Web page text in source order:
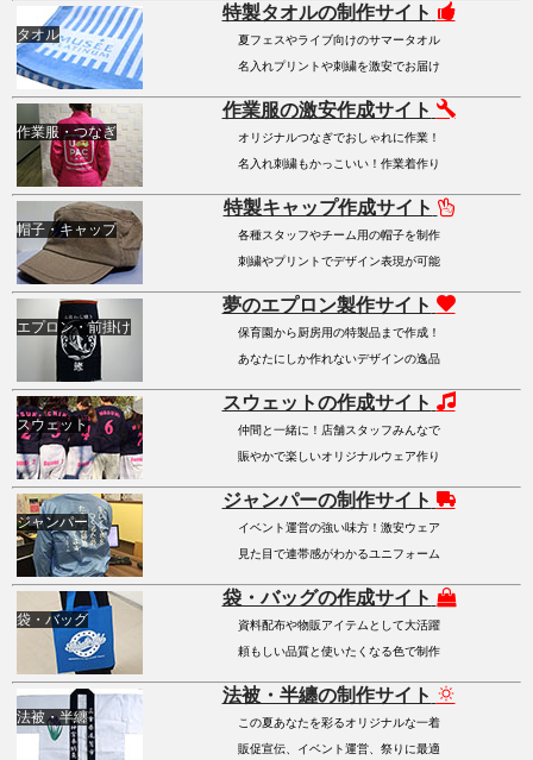
タオル
特製タオルの制作サイト
夏フェスやライブ向けのサマータオル
名入れプリントや刺繍を激安でお届け
作業服・つなぎ
作業服の激安作成サイト
オリジナルつなぎでおしゃれに作業！
名入れ刺繍もかっこいい！作業着作り
帽子・キャップ
特製キャップ作成サイト
各種スタッフやチーム用の帽子を制作
刺繍やプリントでデザイン表現が可能
エプロン・前掛け
夢のエプロン製作サイト
保育園から厨房用の特製品まで作成！
あなたにしか作れないデザインの逸品
スウェット
スウェットの作成サイト
仲間と一緒に！店舗スタッフみんなで
賑やかで楽しいオリジナルウェア作り
ジャンパー
ジャンパーの制作サイト
イベント運営の強い味方！激安ウェア
見た目で連帯感がわかるユニフォーム
袋・バッグ
袋・バッグの作成サイト
資料配布や物販アイテムとして大活躍
頼もしい品質と使いたくなる色で制作
法被・半纏
法被・半纏の制作サイト
この夏あなたを彩るオリジナルな一着
販促宣伝、イベント運営、祭りに最適